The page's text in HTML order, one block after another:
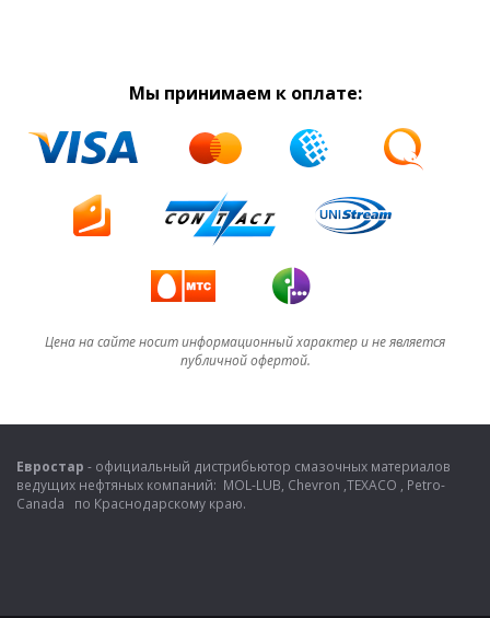
Мы принимаем к оплате:
Цена на сайте носит информационный характер и не является
публичной офертой.
Евростар - официальный дистрибьютор смазочных материалов
ведущих нефтяных компаний: MOL-LUB, Chevron ,TEXACO , Petro-
Canada по Краснодарскому краю.